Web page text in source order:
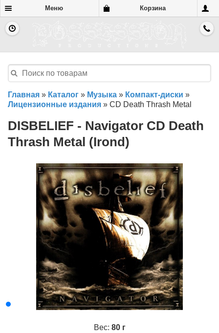
Меню Корзина
Главная » Каталог » Музыка » Компакт-диски »
Лицензионные издания » CD Death Thrash Metal
DISBELIEF - Navigator CD Death
Thrash Metal (Irond)
Вес: 80 г